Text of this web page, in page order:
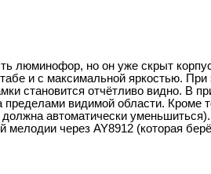
люминофор, но он уже скрыт
и с максимальной яркостью. При
становится отчётливо видно. В
видимой области. Кроме
автоматически уменьшиться).
через AY8912 (которая